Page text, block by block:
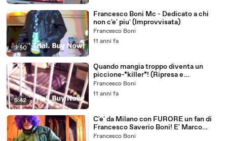
3:50
Francesco Boni Mc - Dedicato a chi
non c'e' piu' (Improvvisata)
Francesco Boni
11 anni fa
5:42
Quando mangia troppo diventa un
piccione-*killer*! (Ripresa e
commento by Francesco Saverio Boni
ed Anna Maria Cantiani)
Francesco Boni
11 anni fa
C'e' da Milano con FURORE un fan di
Francesco Saverio Boni! E' Marco
Brambilla!
Francesco Boni